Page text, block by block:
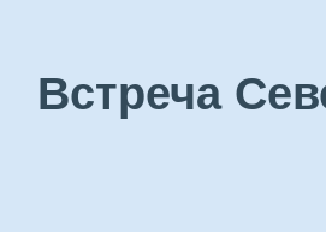
Встреча